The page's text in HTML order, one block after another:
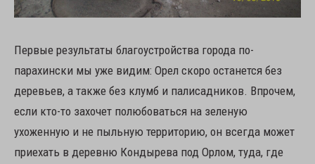
Первые результаты благоустройства города по-
парахински мы уже видим: Орел скоро останется без
деревьев, а также без клумб и палисадников. Впрочем,
если кто-то захочет полюбоваться на зеленую
ухоженную и не пыльную территорию, он всегда может
приехать в деревню Кондырева под Орлом, туда, где